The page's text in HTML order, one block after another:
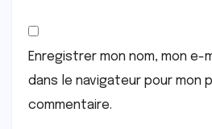
Enregistrer mon nom, mon e-
dans le navigateur pour mon
commentaire.